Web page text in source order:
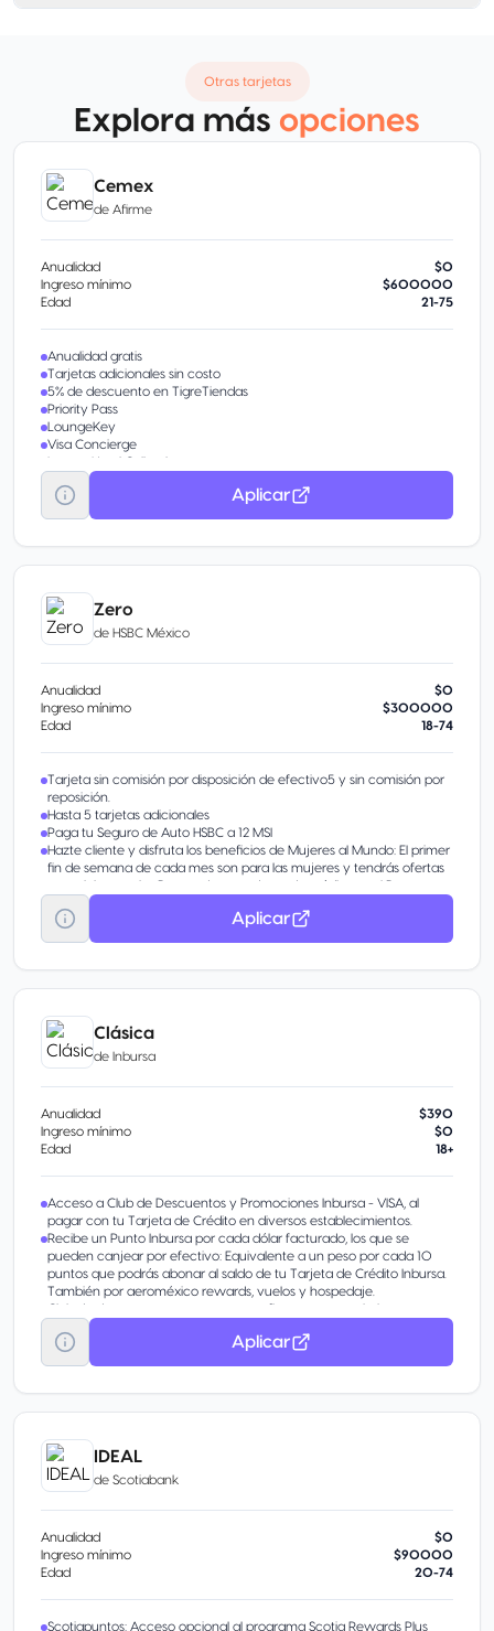
Otras tarjetas
Explora más opciones
Cemex
de Afirme
Anualidad
$0
Ingreso mínimo
$600000
Edad
21-75
Anualidad gratis
Tarjetas adicionales sin costo
5% de descuento en TigreTiendas
Priority Pass
LoungeKey
Visa Concierge
Luxury Hotel Collection
Transporte gratuito al Aeropuerto CDMX
Meses Sin Intereses
Servicios Visa Infinite
Aplicar
Zero
de HSBC México
Anualidad
$0
Ingreso mínimo
$300000
Edad
18-74
Tarjeta sin comisión por disposición de efectivo5 y sin comisión por
reposición.
Hasta 5 tarjetas adicionales
Paga tu Seguro de Auto HSBC a 12 MSI
Hazte cliente y disfruta los beneficios de Mujeres al Mundo: El primer
fin de semana de cada mes son para las mujeres y tendrás ofertas
especiales con los Puntos de tus tarjetas de crédito en el Programa
Más HSBC. Además, obtén 45% de descuento en el diplomado
Mujeres al Mundo de la Anáhuac.Aplicar
Clásica
de Inbursa
Anualidad
$390
Ingreso mínimo
$0
Edad
18+
Acceso a Club de Descuentos y Promociones Inbursa - VISA, al
pagar con tu Tarjeta de Crédito en diversos establecimientos.
Recibe un Punto Inbursa por cada dólar facturado, los que se
pueden canjear por efectivo: Equivalente a un peso por cada 10
puntos que podrás abonar al saldo de tu Tarjeta de Crédito Inbursa.
También por aeroméxico rewards, vuelos y hospedaje.
Club de descuentos en restaurantes, fitness, entretenimiento y
tiendas departamentales.
Descuentos en tiendas Sanborns de la República Mexicana.
Aplicar
IDEAL
de Scotiabank
Anualidad
$0
Ingreso mínimo
$90000
Edad
20-74
Scotiapuntos: Acceso opcional al programa Scotia Rewards Plus